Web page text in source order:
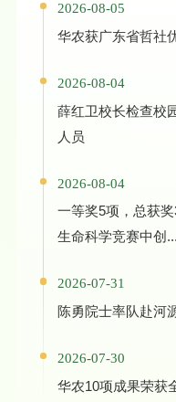
2026-08-05
2026-08-04
薛红卫校长检查校
人员
2026-08-04
一等奖5项，总获
生命科学竞赛中创...
2026-07-31
陈勇院士率队赴河
2026-07-30
华农10项成果荣获